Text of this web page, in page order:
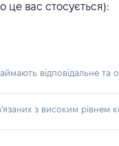
це вас стосується):
відповідальне та
з високим рівнем